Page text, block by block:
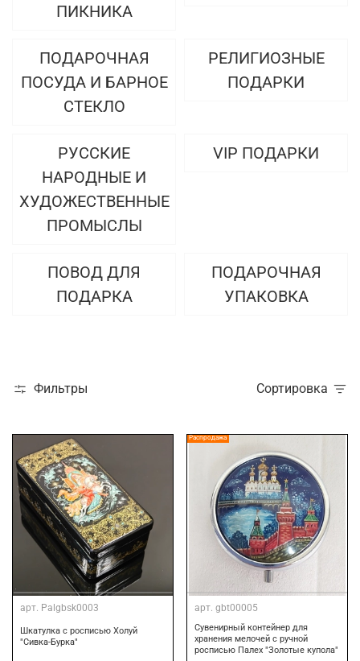
ПИКНИКА
ПОДАРОЧНАЯ
ПОСУДА И БАРНОЕ
СТЕКЛО
РЕЛИГИОЗНЫЕ
ПОДАРКИ
РУССКИЕ
НАРОДНЫЕ И
ХУДОЖЕСТВЕННЫЕ
ПРОМЫСЛЫ
VIP ПОДАРКИ
ПОВОД ДЛЯ
ПОДАРКА
ПОДАРОЧНАЯ
УПАКОВКА
Фильтры Сортировка
арт. Palgbsk0003
Шкатулка с росписью Холуй
"Сивка-Бурка"
Распродажа
арт. gbt00005
Сувенирный контейнер для
хранения мелочей с ручной
росписью Палех "Золотые купола"